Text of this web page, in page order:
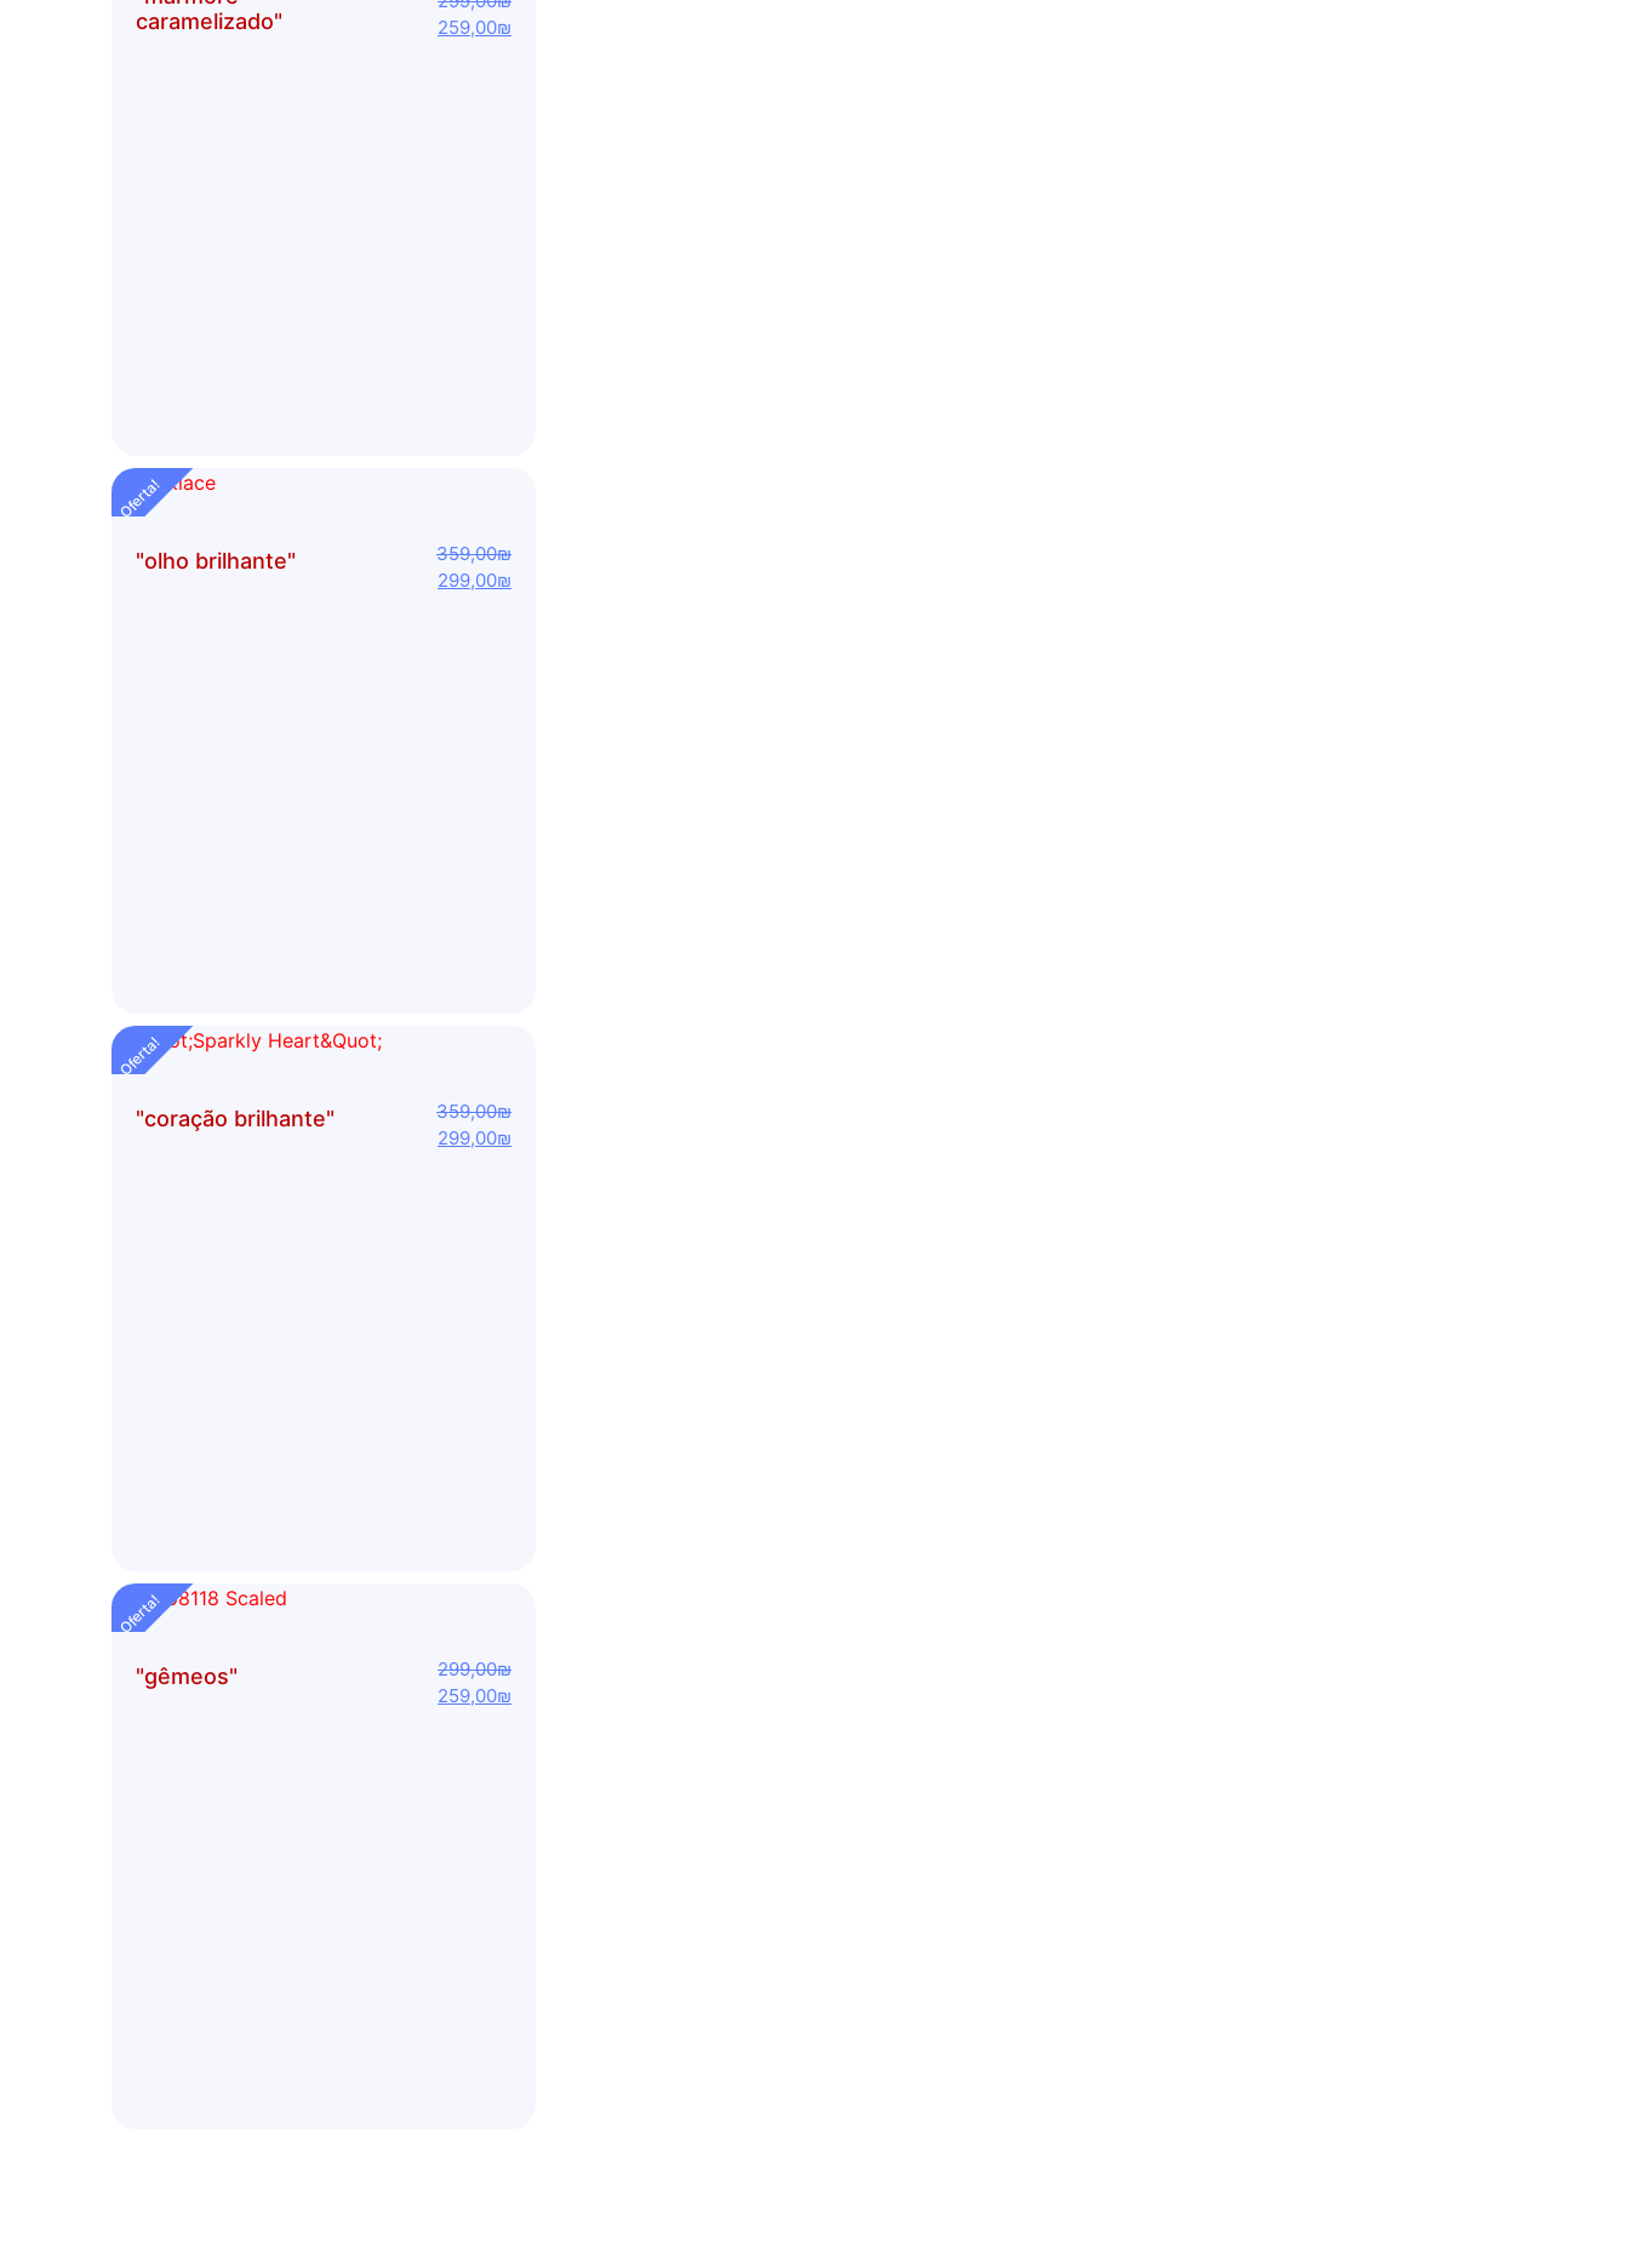
caramelizado"
259,00₪
Oferta!
"olho brilhante" 359,00₪
299,00₪
Oferta!
"coração brilhante" 359,00₪
299,00₪
Oferta!
"gêmeos" 299,00₪
259,00₪